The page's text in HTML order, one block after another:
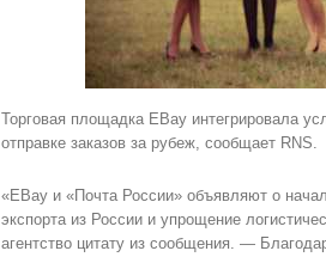
Торговая площадка EBay интегрировала
отправке заказов за рубеж, сообщает RNS.
«EBay и «Почта России» объявляют о
экспорта из России и упрощение
агентство цитату из сообщения. —